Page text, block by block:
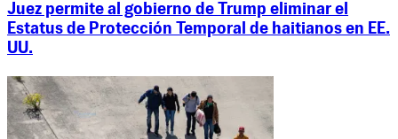
Juez permite al gobierno de Trump eliminar el
Estatus de Protección Temporal de haitianos en EE.
UU.